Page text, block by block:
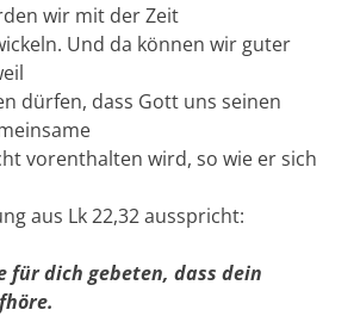
wir mit der Zeit
Und da können wir guter
dürfen, dass Gott uns seinen
vorenthalten wird, so wie er sich
aus Lk 22,32 ausspricht:
für dich gebeten, dass dein